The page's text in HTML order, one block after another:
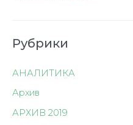
народов
Кавказе
–
это
Рубрики
АНАЛИТИКА
Архив
АРХИВ 2019